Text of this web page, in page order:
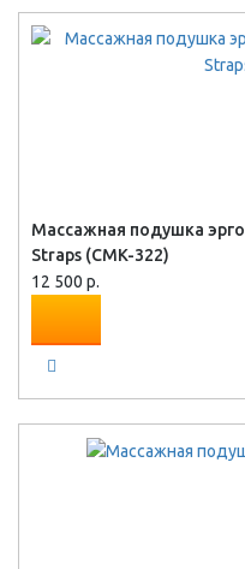
Массажная подушка
Strаps (CMK-322)
12 500 р.